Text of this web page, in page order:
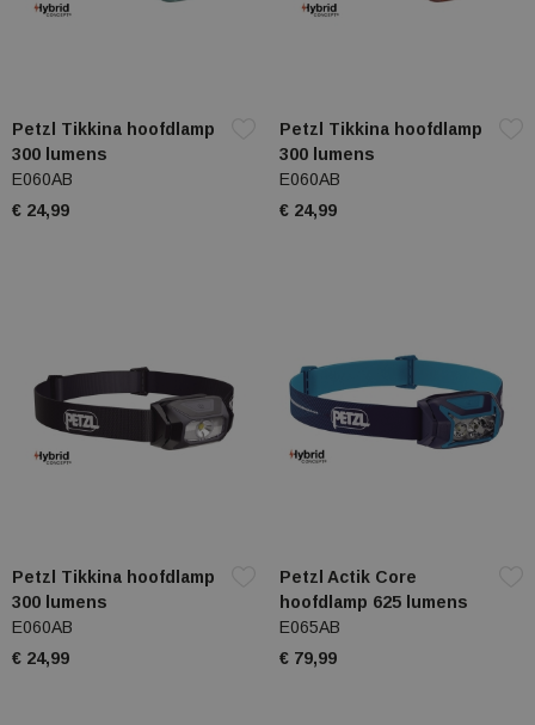
Petzl Tikkina hoofdlamp
300 lumens
E060AB
€ 24,99
Petzl Tikkina hoofdlamp
300 lumens
E060AB
€ 24,99
Petzl Tikkina hoofdlamp
300 lumens
E060AB
€ 24,99
Petzl Actik Core
hoofdlamp 625 lumens
E065AB
€ 79,99